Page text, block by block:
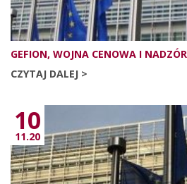
GEFION, WOJNA CENOWA I
CZYTAJ DALEJ >
10
11.20